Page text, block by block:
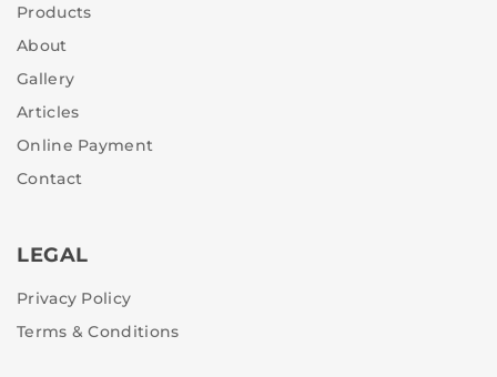
Products
About
Gallery
Articles
Online Payment
Contact
LEGAL
Privacy Policy
Terms & Conditions